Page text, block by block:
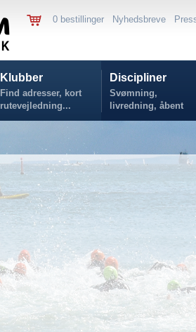
0 bestillinger Nyhedsbreve
Klubber
Find adresser, kort
rutevejledning...
Discipliner
Svømning,
livredning, åbent
vand...